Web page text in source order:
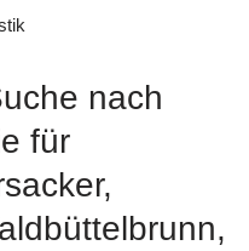
nach
für